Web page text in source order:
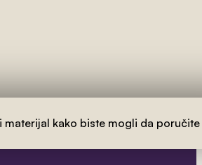
materijal kako biste mogli da